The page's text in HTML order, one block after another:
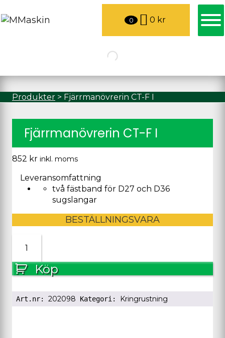
0 0 kr
Produkter > Fjärrmanövrerin CT-F I
Fjärrmanövrerin CT-F I
852 kr inkl. moms
Leveransomfattning
två fästband för D27 och D36
sugslangar
BESTÄLLNINGSVARA
Fjärrmanövrerin
CT-
F
Köp
Art.nr: 202098 Kategori: Kringrustning